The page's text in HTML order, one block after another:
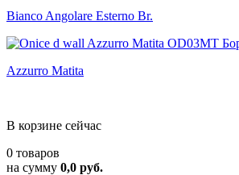
Bianco Angolare Esterno Br.
Azzurro Matita
В корзине сейчас
0 товаров
на сумму 0,0 руб.